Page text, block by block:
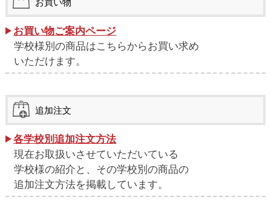
お買い物ご案内ページ
学校様別の商品はこちらからお買い求め
いただけます。
追加注文
各学校別追加注文方法
現在お取扱いさせていただいている
学校様の紹介と、その学校別の商品の
追加注文方法を掲載しています。